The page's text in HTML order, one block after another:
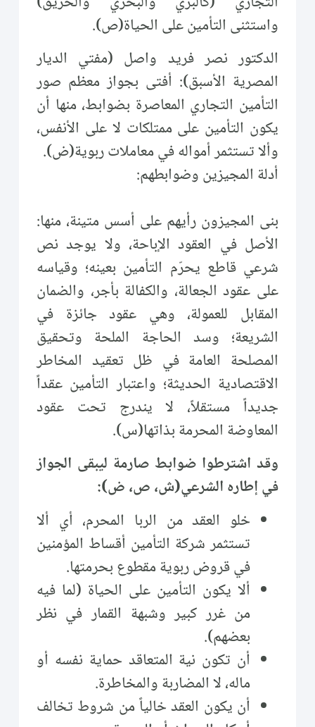
واستثنى التأمين على الحياة(ص).
الدكتور نصر فريد واصل (مفتي الديار
المصرية الأسبق): أفتى بجواز معظم صور
التأمين التجاري المعاصرة بضوابط، منها أن
يكون التأمين على ممتلكات لا على الأنفس،
وألا تستثمر أمواله في معاملات ربوية(ض).
أدلة المجيزين وضوابطهم:
بنى المجيزون رأيهم على أسس متينة، منها:
الأصل في العقود الإباحة، ولا يوجد نص
شرعي قاطع يحرّم التأمين بعينه؛ وقياسه
على عقود الجعالة، والكفالة بأجر، والضمان
المقابل للعمولة، وهي عقود جائزة في
الشريعة؛ وسد الحاجة الملحة وتحقيق
المصلحة العامة في ظل تعقيد المخاطر
الاقتصادية الحديثة؛ واعتبار التأمين عقداً
جديداً مستقلاً، لا يندرج تحت عقود
المعاوضة المحرمة بذاتها(س).
وقد اشترطوا ضوابط صارمة ليبقى الجواز
في إطاره الشرعي(ش، ص، ض):
خلو العقد من الربا المحرم، أي ألا
تستثمر شركة التأمين أقساط المؤمنين
في قروض ربوية مقطوع بحرمتها.
ألا يكون التأمين على الحياة (لما فيه
من غرر كبير وشبهة القمار في نظر
بعضهم).
أن تكون نية المتعاقد حماية نفسه أو
ماله، لا المضاربة والمخاطرة.
أن يكون العقد خالياً من شروط تخالف